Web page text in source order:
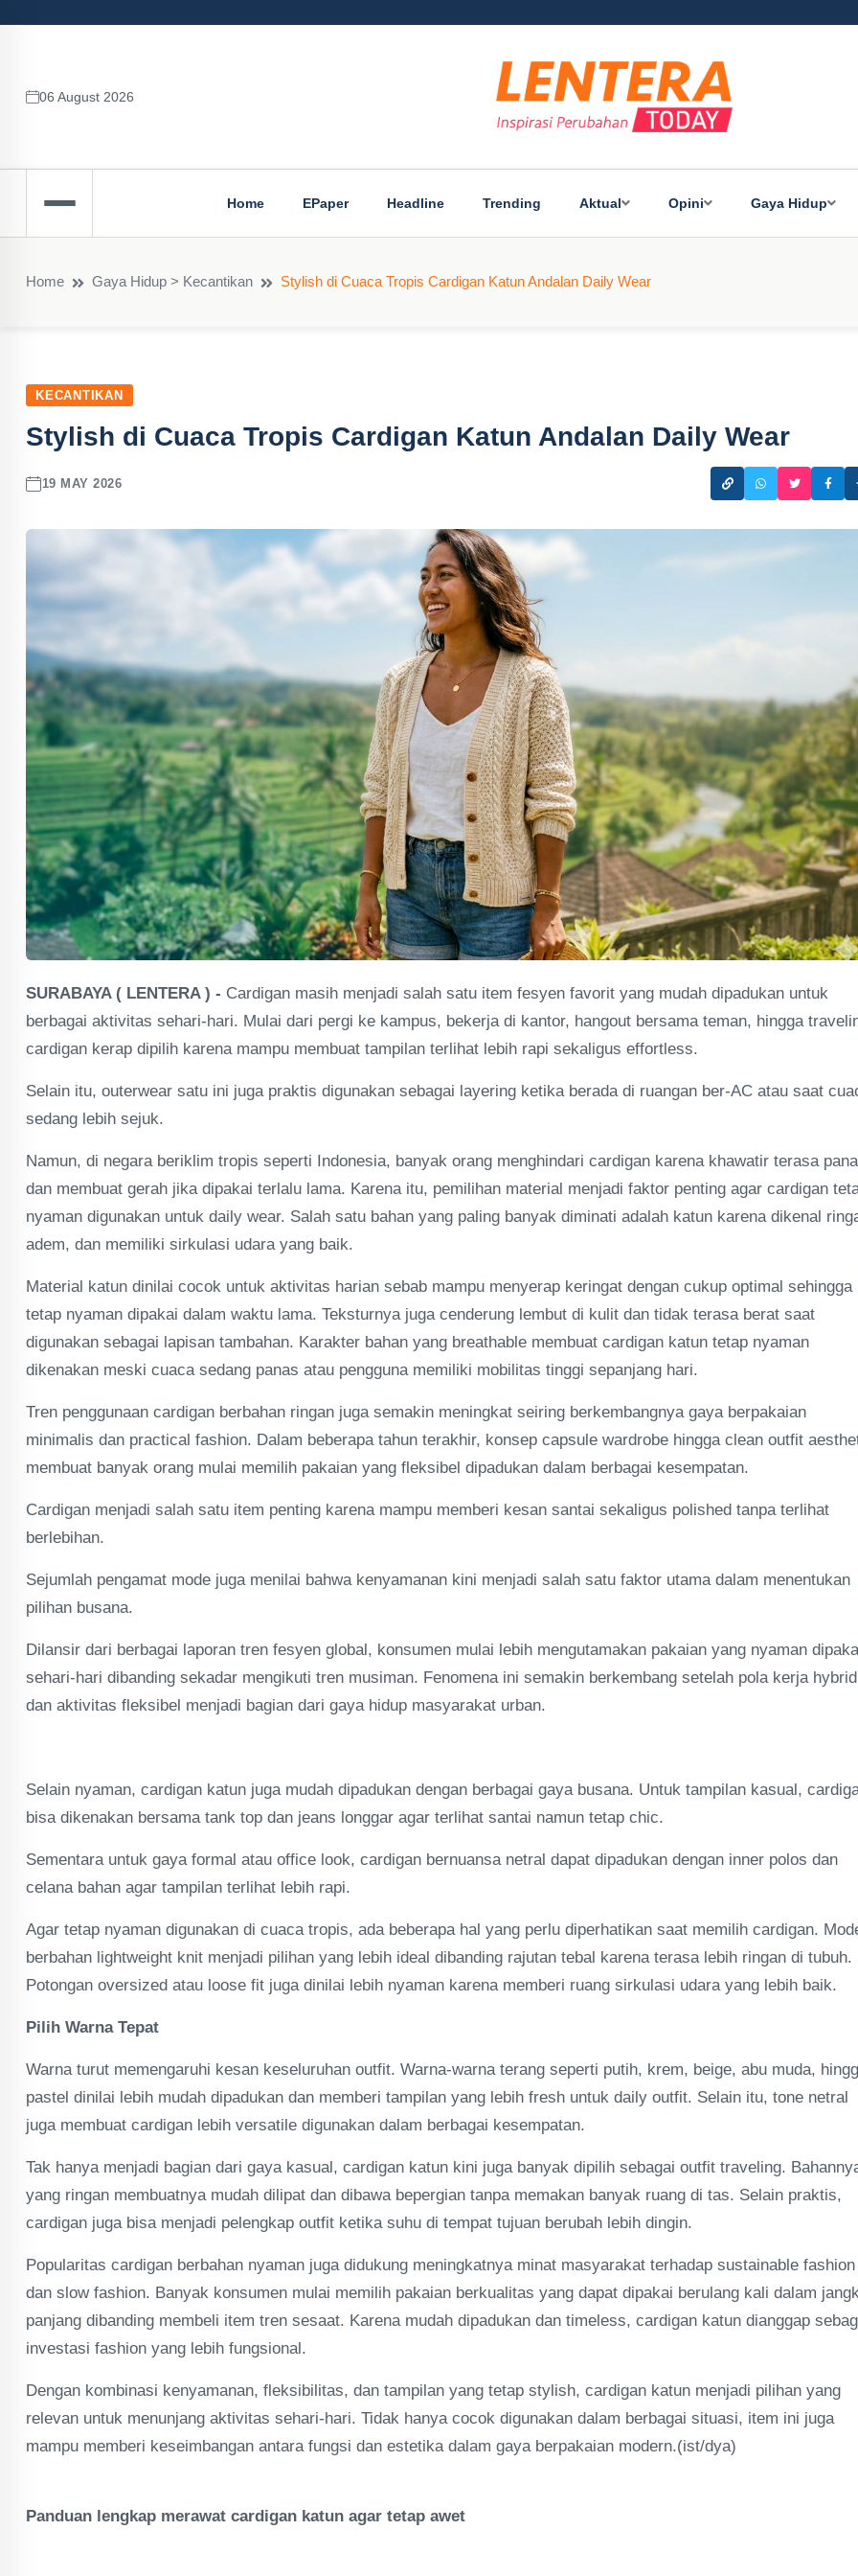
06 August 2026
Home EPaper Headline Trending Aktual Opini Gaya Hidup
Home Gaya Hidup > Kecantikan Stylish di Cuaca Tropis Cardigan Katun Andalan Daily Wear
KECANTIKAN
Stylish di Cuaca Tropis Cardigan Katun Andalan Daily Wear
19 MAY 2026
SURABAYA ( LENTERA ) - Cardigan masih menjadi salah satu item fesyen favorit yang mudah dipadukan untuk
berbagai aktivitas sehari-hari. Mulai dari pergi ke kampus, bekerja di kantor, hangout bersama teman, hingga
cardigan kerap dipilih karena mampu membuat tampilan terlihat lebih rapi sekaligus effortless.
Selain itu, outerwear satu ini juga praktis digunakan sebagai layering ketika berada di ruangan ber-AC atau saat
sedang lebih sejuk.
Namun, di negara beriklim tropis seperti Indonesia, banyak orang menghindari cardigan karena khawatir terasa
dan membuat gerah jika dipakai terlalu lama. Karena itu, pemilihan material menjadi faktor penting agar cardigan
nyaman digunakan untuk daily wear. Salah satu bahan yang paling banyak diminati adalah katun karena dikenal
adem, dan memiliki sirkulasi udara yang baik.
Material katun dinilai cocok untuk aktivitas harian sebab mampu menyerap keringat dengan cukup optimal sehingga
tetap nyaman dipakai dalam waktu lama. Teksturnya juga cenderung lembut di kulit dan tidak terasa berat saat
digunakan sebagai lapisan tambahan. Karakter bahan yang breathable membuat cardigan katun tetap nyaman
dikenakan meski cuaca sedang panas atau pengguna memiliki mobilitas tinggi sepanjang hari.
Tren penggunaan cardigan berbahan ringan juga semakin meningkat seiring berkembangnya gaya berpakaian
minimalis dan practical fashion. Dalam beberapa tahun terakhir, konsep capsule wardrobe hingga clean outfit
membuat banyak orang mulai memilih pakaian yang fleksibel dipadukan dalam berbagai kesempatan.
Cardigan menjadi salah satu item penting karena mampu memberi kesan santai sekaligus polished tanpa terlihat
berlebihan.
Sejumlah pengamat mode juga menilai bahwa kenyamanan kini menjadi salah satu faktor utama dalam menentukan
pilihan busana.
Dilansir dari berbagai laporan tren fesyen global, konsumen mulai lebih mengutamakan pakaian yang nyaman
sehari-hari dibanding sekadar mengikuti tren musiman. Fenomena ini semakin berkembang setelah pola kerja hybrid
dan aktivitas fleksibel menjadi bagian dari gaya hidup masyarakat urban.
Selain nyaman, cardigan katun juga mudah dipadukan dengan berbagai gaya busana. Untuk tampilan kasual,
bisa dikenakan bersama tank top dan jeans longgar agar terlihat santai namun tetap chic.
Sementara untuk gaya formal atau office look, cardigan bernuansa netral dapat dipadukan dengan inner polos dan
celana bahan agar tampilan terlihat lebih rapi.
Agar tetap nyaman digunakan di cuaca tropis, ada beberapa hal yang perlu diperhatikan saat memilih cardigan.
berbahan lightweight knit menjadi pilihan yang lebih ideal dibanding rajutan tebal karena terasa lebih ringan di tubuh.
Potongan oversized atau loose fit juga dinilai lebih nyaman karena memberi ruang sirkulasi udara yang lebih baik.
Pilih Warna Tepat
Warna turut memengaruhi kesan keseluruhan outfit. Warna-warna terang seperti putih, krem, beige, abu muda,
pastel dinilai lebih mudah dipadukan dan memberi tampilan yang lebih fresh untuk daily outfit. Selain itu, tone netral
juga membuat cardigan lebih versatile digunakan dalam berbagai kesempatan.
Tak hanya menjadi bagian dari gaya kasual, cardigan katun kini juga banyak dipilih sebagai outfit traveling.
yang ringan membuatnya mudah dilipat dan dibawa bepergian tanpa memakan banyak ruang di tas. Selain praktis,
cardigan juga bisa menjadi pelengkap outfit ketika suhu di tempat tujuan berubah lebih dingin.
Popularitas cardigan berbahan nyaman juga didukung meningkatnya minat masyarakat terhadap sustainable fashion
dan slow fashion. Banyak konsumen mulai memilih pakaian berkualitas yang dapat dipakai berulang kali dalam
panjang dibanding membeli item tren sesaat. Karena mudah dipadukan dan timeless, cardigan katun dianggap
investasi fashion yang lebih fungsional.
Dengan kombinasi kenyamanan, fleksibilitas, dan tampilan yang tetap stylish, cardigan katun menjadi pilihan yang
relevan untuk menunjang aktivitas sehari-hari. Tidak hanya cocok digunakan dalam berbagai situasi, item ini juga
mampu memberi keseimbangan antara fungsi dan estetika dalam gaya berpakaian modern.(ist/dya)
Panduan lengkap merawat cardigan katun agar tetap awet